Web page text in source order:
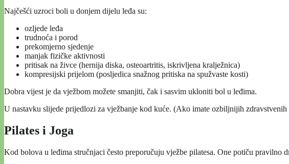
Najčešći uzroci boli u donjem dijelu leđa su:
ozljede leđa
trudnoća i porod
prekomjerno sjedenje
manjak fizičke aktivnosti
pritisak na živce (hernija diska, osteoartritis, iskrivljena kralježnica)
kompresijski prijelom (posljedica snažnog pritiska na spužvaste kosti)
Dobra vijest je da vježbom možete smanjiti, čak i sasvim ukloniti bol u leđima.
U nastavku slijede prijedlozi za vježbanje kod kuće. (Ako imate ozbiljnijih
Pilates i Joga
Kod bolova u leđima stručnjaci često preporučuju vježbe pilatesa. One potiču